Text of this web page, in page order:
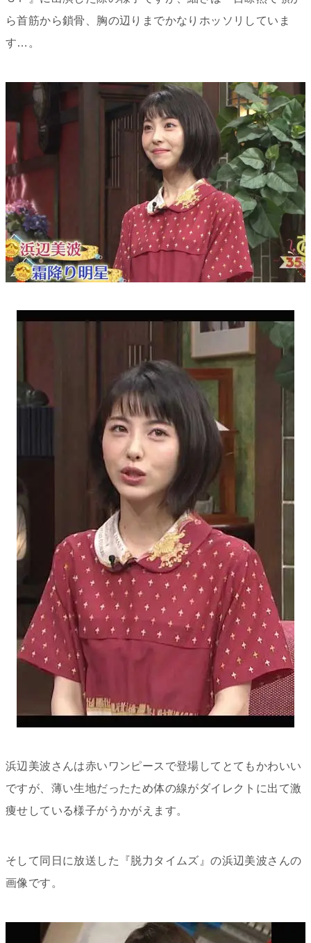
ら首筋から鎖骨、胸の辺りまでかなりホッソリしていま
す…。
浜辺美波さんは赤いワンピースで登場してとてもかわいい
ですが、薄い生地だったため体の線がダイレクトに出て激
痩せしている様子がうかがえます。
そして同日に放送した『脱力タイムズ』の浜辺美波さんの
画像です。